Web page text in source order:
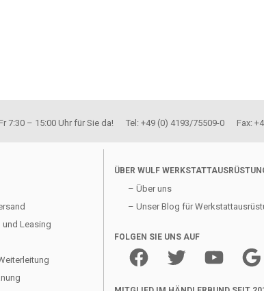
7:30 – 15:00 Uhr für Sie da! Tel: +49 (0) 4193/75509-0 Fax:
und Leasing
ÜBER WULF
– Über uns
– Unser Blog für
FOLGEN SIE UNS AUF
Facebook Twitter YouTube Google